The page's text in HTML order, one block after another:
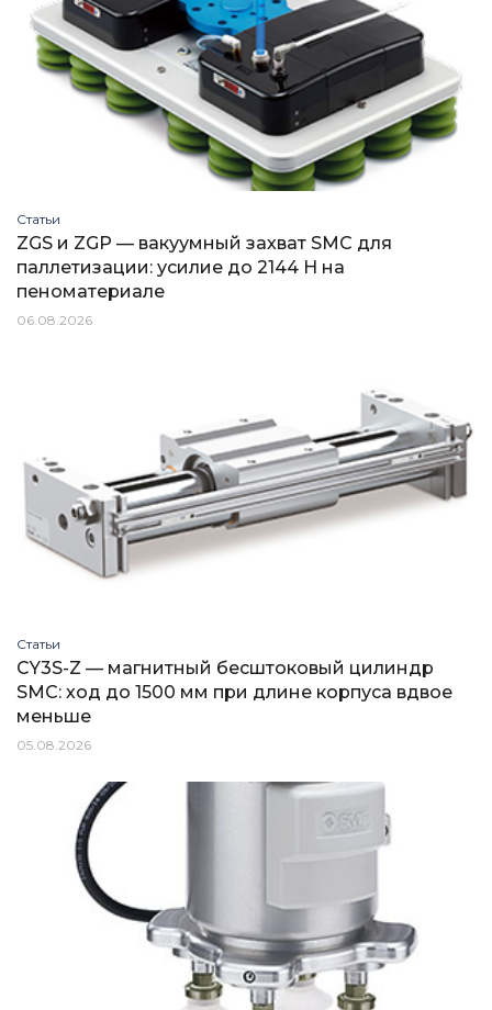
Статьи
ZGS и ZGP — вакуумный захват SMC для
паллетизации: усилие до 2144 Н на
пеноматериале
06.08.2026
Статьи
CY3S-Z — магнитный бесштоковый цилиндр
SMC: ход до 1500 мм при длине корпуса вдвое
меньше
05.08.2026